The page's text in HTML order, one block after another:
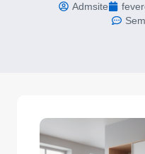
Admsite